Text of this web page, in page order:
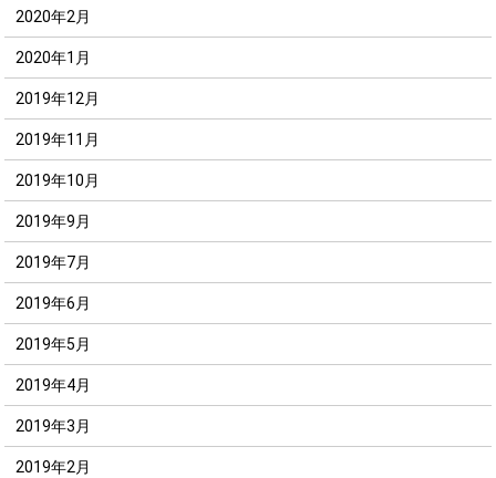
2020年2月
2020年1月
2019年12月
2019年11月
2019年10月
2019年9月
2019年7月
2019年6月
2019年5月
2019年4月
2019年3月
2019年2月